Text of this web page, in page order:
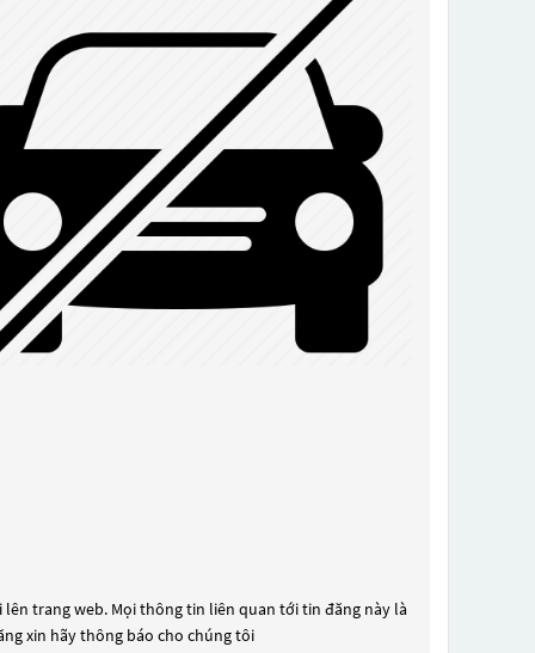
trang web. Mọi thông tin liên quan tới tin đăng này là
xin hãy thông báo cho chúng tôi